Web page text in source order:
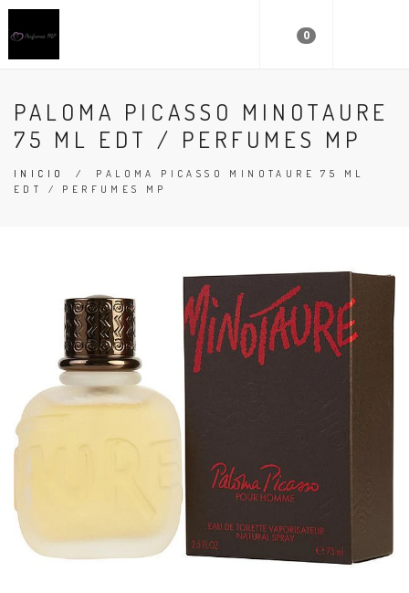
0
PALOMA PICASSO MINOTAURE
75 ML EDT / PERFUMES MP
INICIO / PALOMA PICASSO MINOTAURE 75 ML
EDT / PERFUMES MP